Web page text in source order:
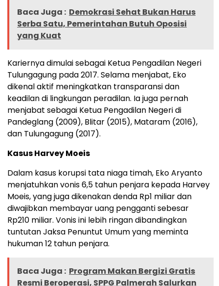
Baca Juga : Demokrasi Sehat Bukan Harus
Serba Satu, Pemerintahan Butuh Oposisi
yang Kuat
Kariernya dimulai sebagai Ketua Pengadilan Negeri
Tulungagung pada 2017. Selama menjabat, Eko
dikenal aktif meningkatkan transparansi dan
keadilan di lingkungan peradilan. Ia juga pernah
menjabat sebagai Ketua Pengadilan Negeri di
Pandeglang (2009), Blitar (2015), Mataram (2016),
dan Tulungagung (2017).
Kasus Harvey Moeis
Dalam kasus korupsi tata niaga timah, Eko Aryanto
menjatuhkan vonis 6,5 tahun penjara kepada Harvey
Moeis, yang juga dikenakan denda Rp1 miliar dan
diwajibkan membayar uang pengganti sebesar
Rp210 miliar. Vonis ini lebih ringan dibandingkan
tuntutan Jaksa Penuntut Umum yang meminta
hukuman 12 tahun penjara.
Baca Juga : Program Makan Bergizi Gratis
Resmi Beroperasi, SPPG Palmerah Salurkan